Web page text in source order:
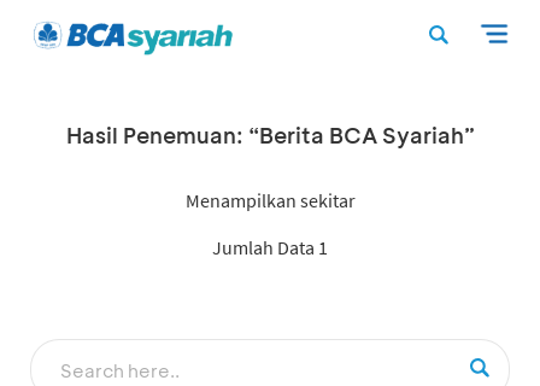
Hasil Penemuan: “Berita BCA Syariah”
Menampilkan sekitar
Jumlah Data 1